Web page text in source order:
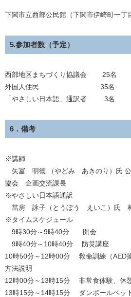
下関市立西部公民館（下関市伊崎町一丁
5.参加者数（予定）
西部地区まちづくり協議会 25名
外国人住民 35名
「やさしい日本語」通訳者 3名
6．備考
※講師
矢冨 明徳 （やどみ あきのり）氏 公
協会 企画交流課長
※やさしい日本語通訳
當房 詠子（とうぼう えいこ）氏
※タイムスケジュール
9時30分～9時40分 開会
9時40分～10時40分 防災講座
10時50分～12時00分 救命訓練（AED
方法説明
12時00分～13時15分 非常食体験、休
13時15分～14時15分 ダンボールベッ